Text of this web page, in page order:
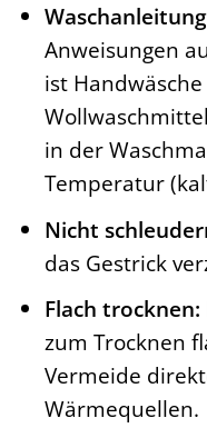
Anweisungen
ist
in der
Temperatur
Nicht
das Gestrick
Flach trocknen:
zum Trocknen
Vermeide
Wärmequellen.